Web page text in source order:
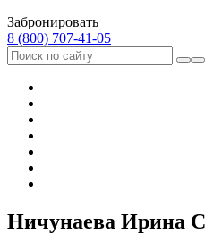
Забронировать
8 (800) 707‑41‑05
Ничунаева Ирина